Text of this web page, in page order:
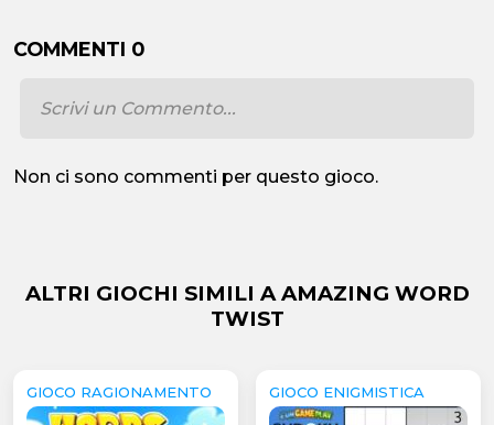
COMMENTI 0
Non ci sono commenti per questo gioco.
ALTRI GIOCHI SIMILI A AMAZING WORD
TWIST
GIOCO RAGIONAMENTO GIOCO ENIGMISTICA